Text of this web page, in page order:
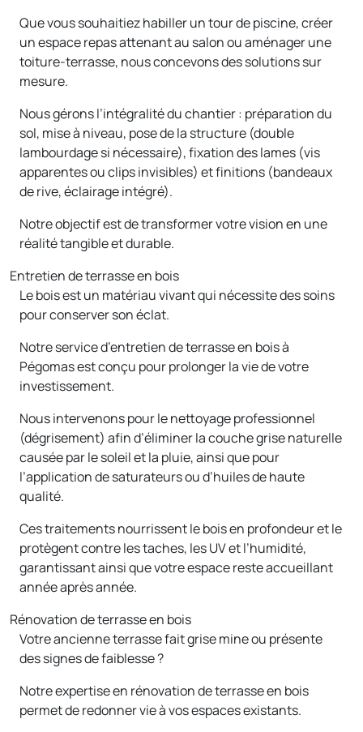
Que vous souhaitiez habiller un tour de piscine, créer
un espace repas attenant au salon ou aménager une
toiture-terrasse, nous concevons des solutions sur
mesure.
Nous gérons l’intégralité du chantier : préparation du
sol, mise à niveau, pose de la structure (double
lambourdage si nécessaire), fixation des lames (vis
apparentes ou clips invisibles) et finitions (bandeaux
de rive, éclairage intégré).
Notre objectif est de transformer votre vision en une
réalité tangible et durable.
Entretien de terrasse en bois
Le bois est un matériau vivant qui nécessite des soins
pour conserver son éclat.
Notre service d’entretien de terrasse en bois à
Pégomas est conçu pour prolonger la vie de votre
investissement.
Nous intervenons pour le nettoyage professionnel
(dégrisement) afin d’éliminer la couche grise naturelle
causée par le soleil et la pluie, ainsi que pour
l’application de saturateurs ou d’huiles de haute
qualité.
Ces traitements nourrissent le bois en profondeur et le
protègent contre les taches, les UV et l’humidité,
garantissant ainsi que votre espace reste accueillant
année après année.
Rénovation de terrasse en bois
Votre ancienne terrasse fait grise mine ou présente
des signes de faiblesse ?
Notre expertise en rénovation de terrasse en bois
permet de redonner vie à vos espaces existants.